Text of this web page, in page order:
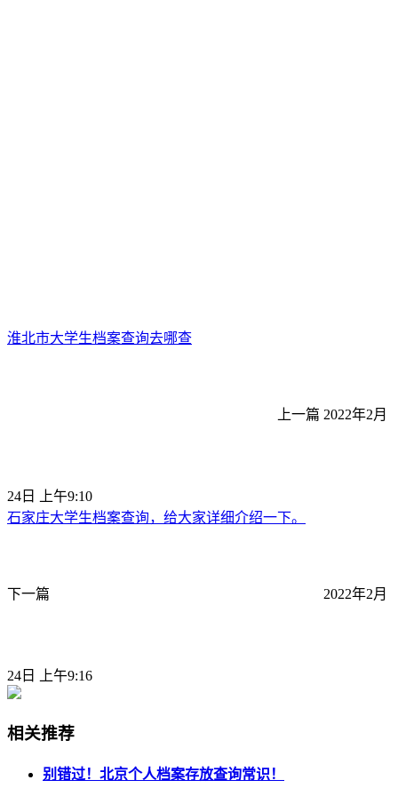
淮北市大学生档案查询去哪查
上一篇 2022年2月
24日 上午9:10
石家庄大学生档案查询，给大家详细介绍一下。
下一篇 2022年2月
24日 上午9:16
相关推荐
别错过！北京个人档案存放查询常识！